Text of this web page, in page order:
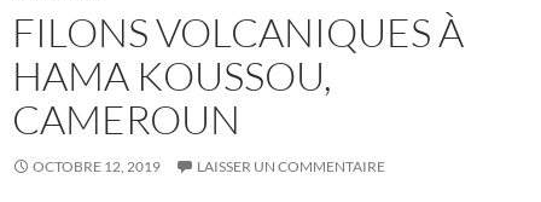
FILONS VOLCANIQUES À
HAMA KOUSSOU,
CAMEROUN
OCTOBRE 12, 2019 LAISSER UN COMMENTAIRE